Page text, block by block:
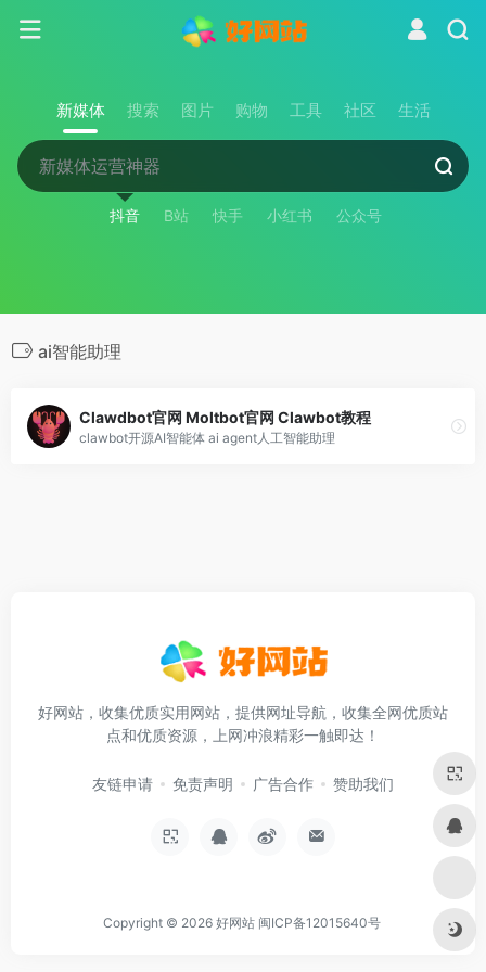
新媒体 搜索 图片 购物 工具 社区 生活
抖音 B站 快手 小红书 公众号
ai智能助理
Clawdbot官网 Moltbot官网 Clawbot教程
clawbot开源AI智能体 ai agent人工智能助理
好网站，收集优质实用网站，提供网址导航，收集全网优质站
点和优质资源，上网冲浪精彩一触即达！
友链申请 免责声明 广告合作 赞助我们
Copyright © 2026 好网站 闽ICP备12015640号